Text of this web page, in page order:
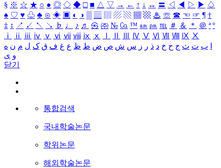
§ ※ ☆ ★ ○ ● ◎ ◇ ◆ □ ■ △ ▽ → ← ↑ ↓ ↔ 〓 ◁ ◀ ▷ ▶ ♤
♠ ♡ ♥ ♧ ♣ ⊙ ◈ ▣ ◐ ◑ ▒ ▤ ▨ ▧ ▦ ▩ ♨ ☏ ☎ ☜ ☞ ¶ †
‡ ↕ ↗ ↙ ↖ ↘ ♭ ♩ ♪ ♬ ㉿ ㈜ № ㏇ ™ ㏂ ㏘ ℡ ＃ ＆ ＊ ＠ ª º
ⅰ
ⅱ ⅲ ⅳ ⅴ ⅵ ⅶ ⅷ ⅸ ⅹ Ⅳ Ⅴ Ⅵ Ⅶ Ⅷ Ⅸ Ⅹ
ب ت ث ج ح خ د ذ ر ز س ش ص ض ط ظ ع غ ف ق ک ل م ن ه
و ی
닫기
통합검색
국내학술논문
학위논문
해외학술논문